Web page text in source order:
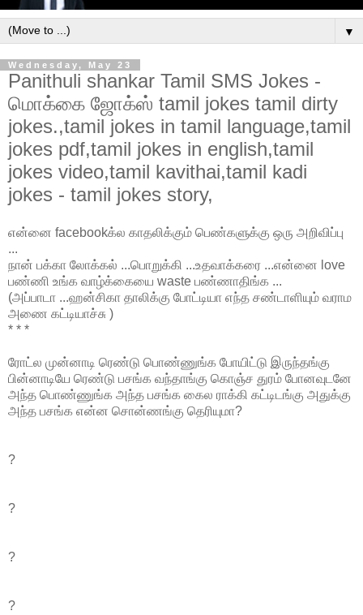
▼
Wednesday, May 23
Panithuli shankar Tamil SMS Jokes -
மொக்கை ஜோக்ஸ் tamil jokes tamil dirty
jokes.,tamil jokes in tamil language,tamil
jokes pdf,tamil jokes in english,tamil
jokes video,tamil kavithai,tamil kadi
jokes - tamil jokes story,
என்னை facebookக்ல காதலிக்கும் பெண்களுக்கு ஒரு அறிவிப்பு
...
நான் பக்கா லோக்கல் ...பொறுக்கி ...உதவாக்கரை ...என்னை love
பண்ணி உங்க வாழ்க்கையை waste பண்ணாதிங்க ...
(அப்பாடா ...ஹன்சிகா தாலிக்கு போட்டியா எந்த சண்டாளியும் வராம
அணை கட்டியாச்சு )
* * *
ரோட்ல முன்னாடி ரெண்டு பொண்ணுங்க போயிட்டு இருந்தங்கு
பின்னாடியே ரெண்டு பசங்க வந்தாங்கு கொஞ்ச துரம் போனவுடனே
அந்த பொண்ணுங்க அந்த பசங்க கைல ராக்கி கட்டிடங்கு அதுக்கு
அந்த பசங்க என்ன சொன்ணங்கு தெரியுமா?
?
?
?
?